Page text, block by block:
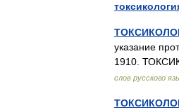
указание
1910.
слов русского